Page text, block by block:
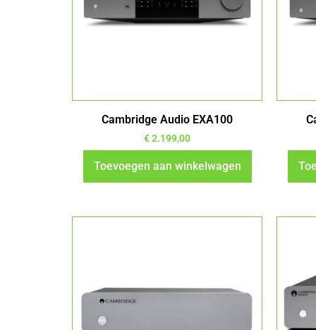
Cambridge Audio EXA100
€2.199,00
Toevoegen aan winkelwagen